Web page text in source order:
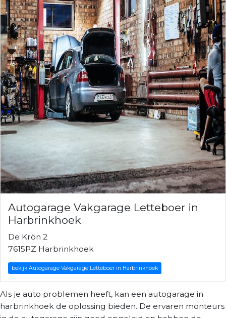
Autogarage Vakgarage Letteboer in
Harbrinkhoek
De Krön 2
7615PZ Harbrinkhoek
bekijk Autogarage Vakgarage Letteboer in Harbrinkhoek
Als je auto problemen heeft, kan een autogarage in
harbrinkhoek de oplossing bieden. De ervaren monteurs